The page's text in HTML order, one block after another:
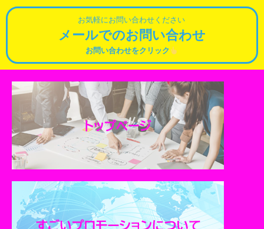
お気軽にお問い合わせください
メールでのお問い合わせ
お問い合わせをクリック